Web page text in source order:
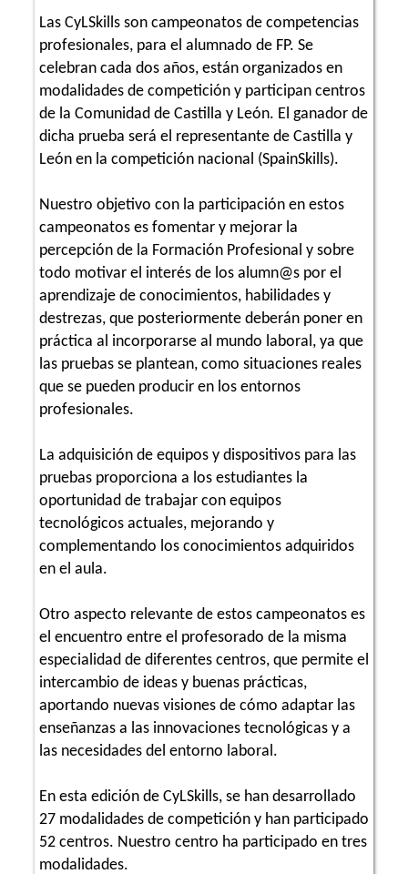
Las CyLSkills son campeonatos de competencias
profesionales, para el alumnado de FP. Se
celebran cada dos años, están organizados en
modalidades de competición y participan centros
de la Comunidad de Castilla y León. El ganador de
dicha prueba será el representante de Castilla y
León en la competición nacional (SpainSkills).
Nuestro objetivo con la participación en estos
campeonatos es fomentar y mejorar la
percepción de la Formación Profesional y sobre
todo motivar el interés de los alumn@s por el
aprendizaje de conocimientos, habilidades y
destrezas, que posteriormente deberán poner en
práctica al incorporarse al mundo laboral, ya que
las pruebas se plantean, como situaciones reales
que se pueden producir en los entornos
profesionales.
La adquisición de equipos y dispositivos para las
pruebas proporciona a los estudiantes la
oportunidad de trabajar con equipos
tecnológicos actuales, mejorando y
complementando los conocimientos adquiridos
en el aula.
Otro aspecto relevante de estos campeonatos es
el encuentro entre el profesorado de la misma
especialidad de diferentes centros, que permite el
intercambio de ideas y buenas prácticas,
aportando nuevas visiones de cómo adaptar las
enseñanzas a las innovaciones tecnológicas y a
las necesidades del entorno laboral.
En esta edición de CyLSkills, se han desarrollado
27 modalidades de competición y han participado
52 centros. Nuestro centro ha participado en tres
modalidades.